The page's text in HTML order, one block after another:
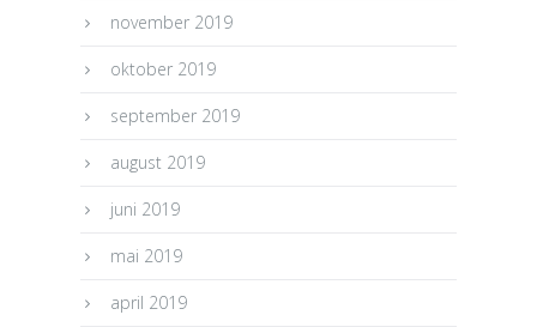
november 2019
oktober 2019
september 2019
august 2019
juni 2019
mai 2019
april 2019